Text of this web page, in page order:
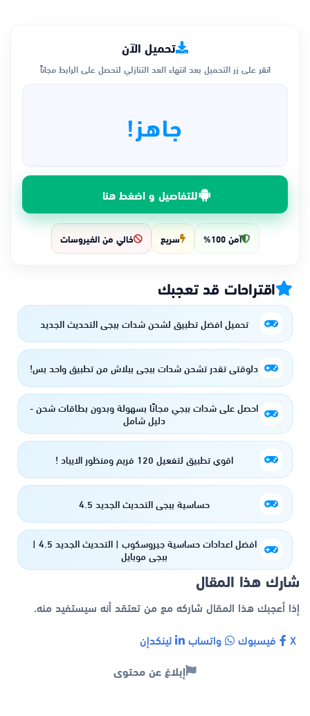
تحميل الآن
انقر على زر التحميل بعد انتهاء العد التنازلي لتحصل على الرابط مجاناً
جاهز!
للتفاصيل و اضغط هنا
آمن 100% سريع خالي من الفيروسات
اقتراحات قد تعجبك
تحميل افضل تطبيق لشحن شدات ببجي التحديث الجديد
دلوقتي تقدر تشحن شدات ببجي ببلاش من تطبيق واحد بس!
احصل على شدات ببجي مجانًا بسهولة وبدون بطاقات شحن -
دليل شامل
اقوي تطبيق لتفعيل 120 فريم ومنظور الايباد !
حساسية ببجي التحديث الجديد 4.5
افضل اعدادات حساسية جيروسكوب | التحديث الجديد 4.5 |
ببجي موبايل
شارك هذا المقال
إذا أعجبك هذا المقال شاركه مع من تعتقد أنه سيستفيد منه.
فيسبوك واتساب لينكدإن
إبلاغ عن محتوى